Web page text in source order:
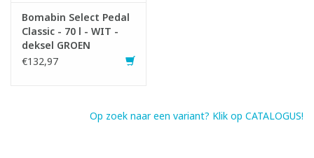
Bomabin Select Pedal
Classic - 70 l - WIT -
deksel GROEN
€132,97
Op zoek naar een variant? Klik op CATALOGUS!